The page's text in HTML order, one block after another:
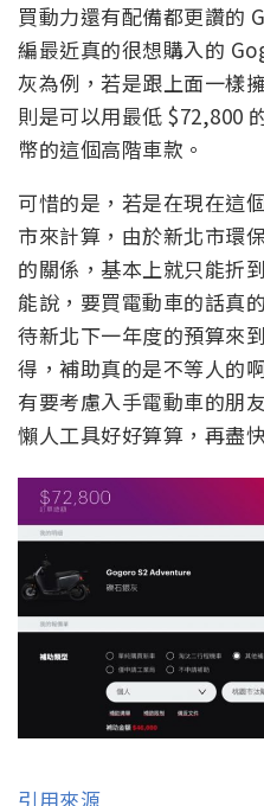
買動力還有配備都更讚的
編最近真的很想購入的
灰為例，若是跟上面一樣
則是可以用最低 $72,800
幣的這個高階車款。
可惜的是，若是在現在這
市來計算，由於新北市環
的關係，基本上就只能折
能說，要買電動車的話真
待新北下一年度的預算來
得，補助真的是不等人的
有要考慮入手電動車的朋
懶人工具好好算算，再盡
引用來源